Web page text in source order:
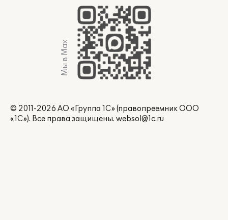
Мы в Max
© 2011-2026 АО «Группа 1С» (правопреемник ООО
«1С»). Все права защищены. websol@1c.ru